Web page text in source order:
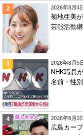
2026年8月4
菊地亜美
芸能活動
2026年8月5
NHK職員
名前・性
2026年8月3
広島カー